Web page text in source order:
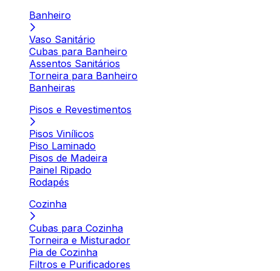
Banheiro
Vaso Sanitário
Cubas para Banheiro
Assentos Sanitários
Torneira para Banheiro
Banheiras
Pisos e Revestimentos
Pisos Vinílicos
Piso Laminado
Pisos de Madeira
Painel Ripado
Rodapés
Cozinha
Cubas para Cozinha
Torneira e Misturador
Pia de Cozinha
Filtros e Purificadores